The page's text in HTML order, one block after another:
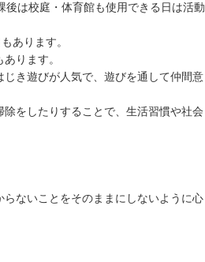
後は校庭・体育館も使用できる日は活動
あります。
ります。
き遊びが人気で、遊びを通して仲間意
をしたりすることで、生活習慣や社会
ないことをそのままにしないように心